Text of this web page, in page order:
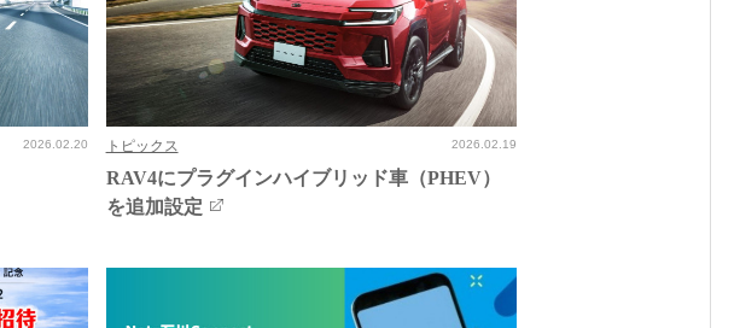
2026.02.20 トピックス 2026.02.19
RAV4にプラグインハイブリッド車（PHEV）
を追加設定